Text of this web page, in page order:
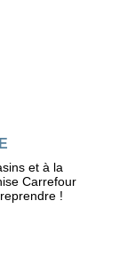
et à la
Carrefour
!